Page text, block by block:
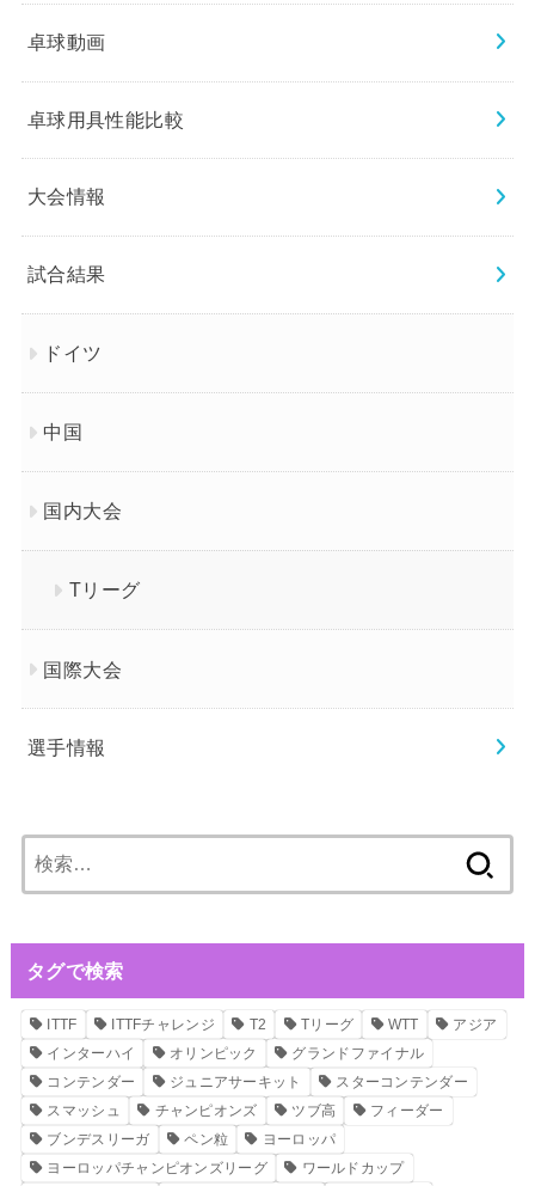
卓球動画
卓球用具性能比較
大会情報
試合結果
ドイツ
中国
国内大会
Tリーグ
国際大会
選手情報
索:
タグで検索
ITTF ITTFチャレンジ T2 Tリーグ WTT
アジア
インターハイ
オリンピック
グランドファイナル
コンテンダー
ジュニアサーキット
スターコンテンダー
スマッシュ
チャンピオンズ ツブ高
フィーダー
ブンデスリーガ
ペン粒
ヨーロッパ
ヨーロッパチャンピオンズリーグ
ワールドカップ